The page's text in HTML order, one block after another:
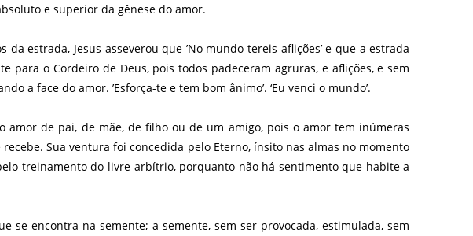
e superior da gênese do amor.
estrada, Jesus asseverou que ’No mundo tereis aflições’ e que a estrada
o Cordeiro de Deus, pois todos padeceram agruras, e aflições, e sem
a face do amor. ’Esforça-te e tem bom ânimo’. ‘Eu venci o mundo’.
amor de pai, de mãe, de filho ou de um amigo, pois o amor tem inúmeras
Sua ventura foi concedida pelo Eterno, ínsito nas almas no momento
treinamento do livre arbítrio, porquanto não há sentimento que habite a
se encontra na semente; a semente, sem ser provocada, estimulada, sem